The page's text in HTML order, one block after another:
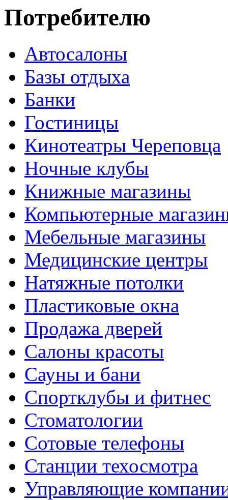
Потребителю
Автосалоны
Базы отдыха
Банки
Гостиницы
Кинотеатры Череповца
Ночные клубы
Книжные магазины
Компьютерные
Мебельные магазины
Медицинские центры
Натяжные потолки
Пластиковые окна
Продажа дверей
Салоны красоты
Сауны и бани
Спортклубы и фитнес
Стоматологии
Сотовые телефоны
Станции техосмотра
Управляющие